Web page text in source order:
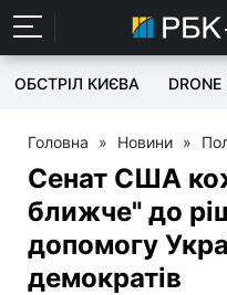
ОБСТРІЛ КИЄВА DRONE
Головна » Новини »
Сенат США
ближче" до
допомогу
демократів